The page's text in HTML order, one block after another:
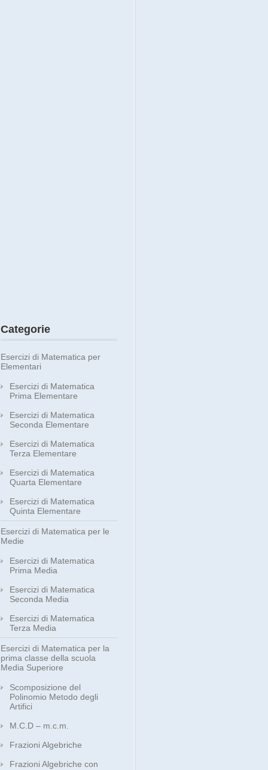
Categorie
Esercizi di Matematica per
Elementari
Esercizi di Matematica
Prima Elementare
Esercizi di Matematica
Seconda Elementare
Esercizi di Matematica
Terza Elementare
Esercizi di Matematica
Quarta Elementare
Esercizi di Matematica
Quinta Elementare
Esercizi di Matematica per le
Medie
Esercizi di Matematica
Prima Media
Esercizi di Matematica
Seconda Media
Esercizi di Matematica
Terza Media
Esercizi di Matematica per la
prima classe della scuola
Media Superiore
Scomposizione del
Polinomio Metodo degli
Artifici
M.C.D – m.c.m.
Frazioni Algebriche
Frazioni Algebriche con